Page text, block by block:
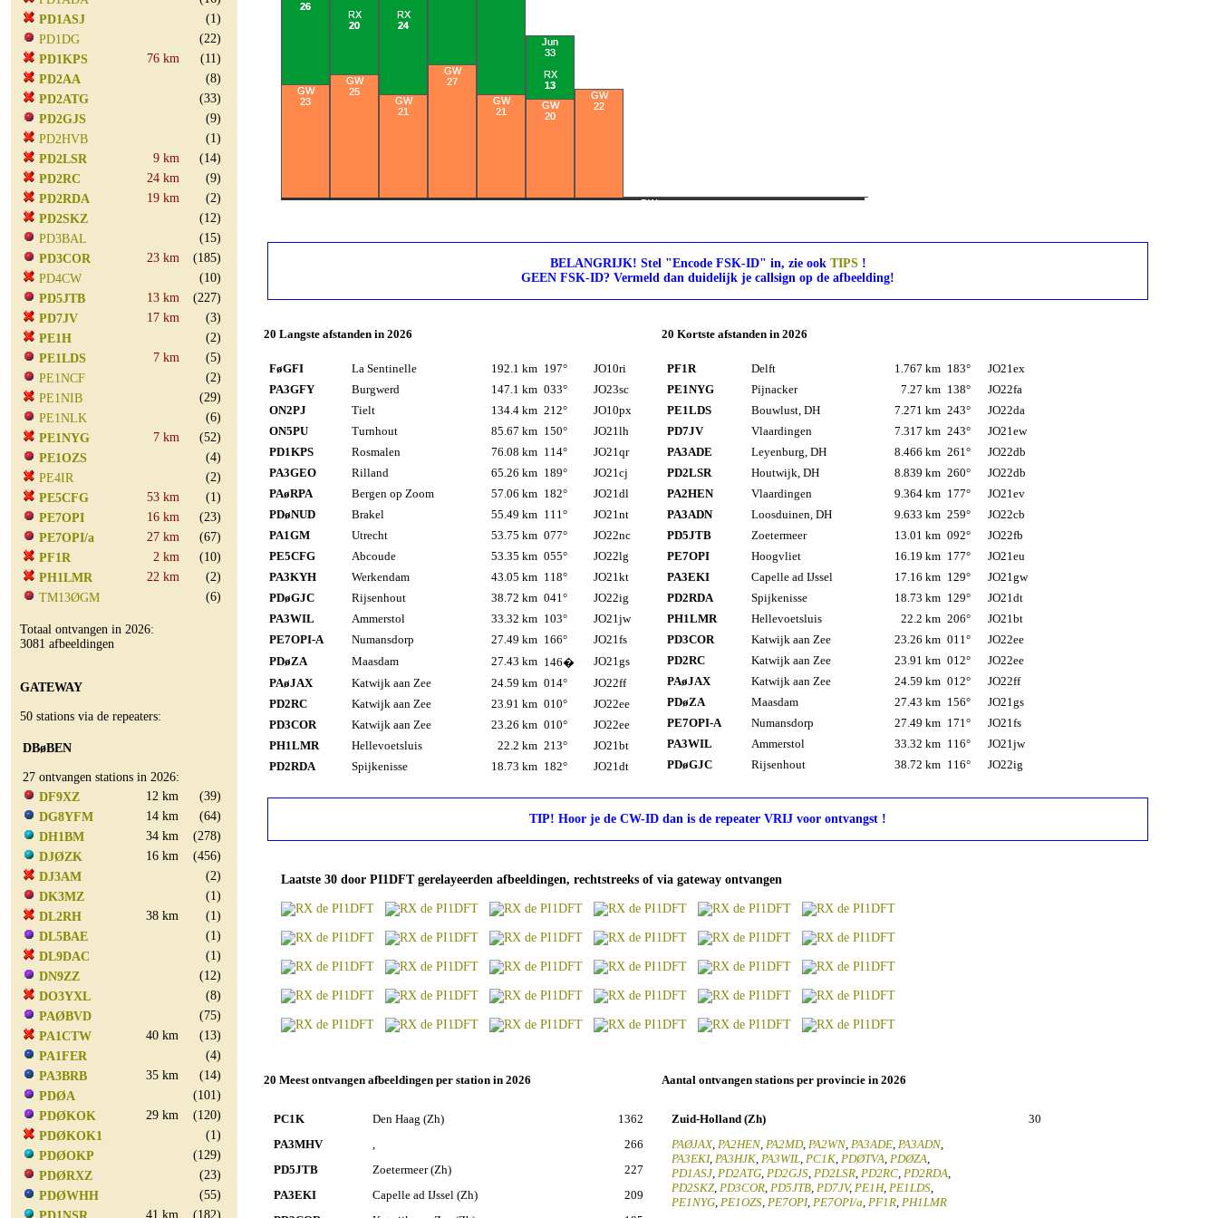
PD1ASJ
(1)
PD1DG
(22)
PD1KPS
76 km
(11)
PD2AA
(8)
PD2ATG
(33)
PD2GJS
(9)
PD2HVB
(1)
PD2LSR
9 km
(14)
PD2RC
24 km
(9)
PD2RDA
19 km
(2)
PD2SKZ
(12)
PD3BAL
(15)
PD3COR
23 km
(185)
PD4CW
(10)
PD5JTB
13 km
(227)
PD7JV
17 km
(3)
PE1H
(2)
PE1LDS
7 km
(5)
PE1NCF
(2)
PE1NIB
(29)
PE1NLK
(6)
PE1NYG
7 km
(52)
PE1OZS
(4)
PE4IR
(2)
PE5CFG
53 km
(1)
PE7OPI
16 km
(23)
PE7OPI/a
27 km
(67)
PF1R
2 km
(10)
PH1LMR
22 km
(2)
TM13ØGM
(6)
Totaal ontvangen in 2026:
3081 afbeeldingen
GATEWAY
50 stations via de repeaters:
DBøBEN
27 ontvangen stations in 2026:
DF9XZ
12 km
(39)
DG8YFM
14 km
(64)
DH1BM
34 km
(278)
DJØZK
16 km
(456)
DJ3AM
(2)
DK3MZ
(1)
DL2RH
38 km
(1)
DL5BAE
(1)
DL9DAC
(1)
DN9ZZ
(12)
DO3YXL
(8)
PAØBVD
(75)
PA1CTW
40 km
(13)
PA1FER
(4)
PA3BRB
35 km
(14)
PDØA
(101)
PDØKOK
29 km
(120)
PDØKOK1
(1)
PDØOKP
(129)
PDØRXZ
(23)
PDØWHH
(55)
41 km
(182)
26
GW
23
RX
20
GW
25
RX
24
GW
21
GW
27
GW
21
Jun
33
RX
13
GW
20
Jul
22
GW
22
Aug
0
GW
BELANGRIJK! Stel "Encode FSK-ID" in, zie ook TIPS!
GEEN FSK-ID? Vermeld dan duidelijk je callsign op de afbeelding!
20 Langste afstanden in 2026
FøGFI La Sentinelle 192.1 km 197°
JO10ri
PA3GFY
Burgwerd 147.1 km 033°
JO23sc
ON2PJ
Tielt 134.4 km 212°
JO10px
ON5PU
Turnhout 85.67 km 150°
JO21lh
PD1KPS
Rosmalen 76.08 km 114°
JO21qr
PA3GEO
Rilland 65.26 km 189°
JO21cj
PAøRPA
Bergen op Zoom 57.06 km 182°
JO21dl
PDøNUD
Brakel 55.49 km 111°
JO21nt
PA1GM
Utrecht 53.75 km 077°
JO22nc
PE5CFG
Abcoude 53.35 km 055°
JO22lg
PA3KYH
Werkendam 43.05 km 118°
JO21kt
PDøGJC
Rijsenhout 38.72 km 041°
JO22ig
PA3WIL
Ammerstol 33.32 km 103°
JO21jw
PE7OPI-A
Numansdorp 27.49 km 166°
JO21fs
PDøZA
Maasdam 27.43 km 146�
JO21gs
PAøJAX
Katwijk aan Zee 24.59 km 014°
JO22ff
PD2RC
Katwijk aan Zee 23.91 km 010°
JO22ee
PD3COR
Katwijk aan Zee 23.26 km 010°
JO22ee
PH1LMR
Hellevoetsluis 22.2 km 213°
JO21bt
PD2RDA
Spijkenisse 18.73 km 182° JO21dt
20 Kortste afstanden in 2026
PF1R Delft 1.767 km 183°
JO21ex
PE1NYG
Pijnacker 7.27 km 138°
JO22fa
PE1LDS
Bouwlust, DH 7.271 km 243°
JO22da
PD7JV
Vlaardingen 7.317 km 243°
JO21ew
PA3ADE
Leyenburg, DH 8.466 km 261°
JO22db
PD2LSR
Houtwijk, DH 8.839 km 260°
JO22db
PA2HEN
Vlaardingen 9.364 km 177°
JO21ev
PA3ADN
Loosduinen, DH 9.633 km 259°
JO22cb
PD5JTB
Zoetermeer 13.01 km 092°
JO22fb
PE7OPI
Hoogvliet 16.19 km 177°
JO21eu
PA3EKI
Capelle ad IJssel 17.16 km 129°
JO21gw
PD2RDA
Spijkenisse 18.73 km 129°
JO21dt
PH1LMR
Hellevoetsluis 22.2 km 206°
JO21bt
PD3COR
Katwijk aan Zee 23.26 km 011°
JO22ee
PD2RC
Katwijk aan Zee 23.91 km 012°
JO22ee
PAøJAX
Katwijk aan Zee 24.59 km 012°
JO22ff
PDøZA
Maasdam 27.43 km 156°
JO21gs
PE7OPI-A
Numansdorp 27.49 km 171°
JO21fs
PA3WIL
Ammerstol 33.32 km 116°
JO21jw
PDøGJC
Rijsenhout 38.72 km 116° JO22ig
TIP! Hoor je de CW-ID dan is de repeater VRIJ voor ontvangst !
Laatste 30 door PI1DFT gerelayeerden afbeeldingen, rechtstreeks of via gateway ontvangen
20 Meest ontvangen afbeeldingen per station in 2026
PC1K Den Haag (Zh)
1362
PA3MHV
,
266
PD5JTB
Zoetermeer (Zh)
227
PA3EKI
Capelle ad IJssel (Zh)
209
Aantal ontvangen stations per provincie in 2026
Zuid-Holland (Zh)
30
PAØJAX,PA2HEN,PA2MD,PA2WN,PA3ADE,PA3ADN,
PA3EKI,PA3HJK,PA3WIL,PC1K,PDØTVA,PDØZA,
PD1ASJ,PD2ATG,PD2GJS,PD2LSR,PD2RC,PD2RDA,
PD2SKZ,PD3COR,PD5JTB,PD7JV,PE1H,PE1LDS,
PE1NYG,PE1OZS,PE7OPI,PE7OPI/a,PF1R,PH1LMR